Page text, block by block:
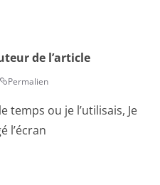
de l’article
Permalien
temps ou je l’utilisais, Je
l’écran